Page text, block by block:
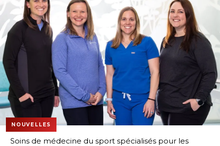
NOUVELLES
Soins de médecine du sport spécialisés pour les